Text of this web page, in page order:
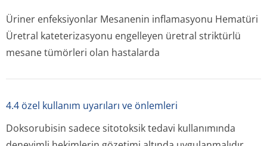
Üriner enfeksiyonlar Mesanenin inflamasyonu Hematüri
Üretral kateterizasyonu engelleyen üretral striktürlü
mesane tümörleri olan hastalarda
4.4 özel kullanım uyarıları ve önlemleri
Doksorubisin sadece sitotoksik tedavi kullanımında